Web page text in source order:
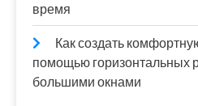
время
Как создать
помощью горизонтальных
большими окнами